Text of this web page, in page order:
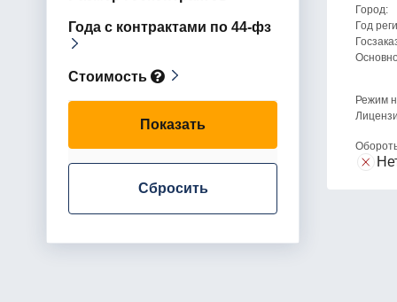
Года с контрактами по 44-фз
Стоимость
Показать
Сбросить
Город:
Год
Режим